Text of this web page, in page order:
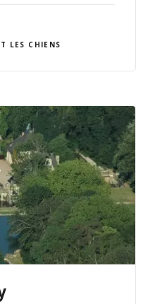
LES CHIENS